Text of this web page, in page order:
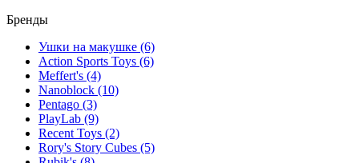
Бренды
Ушки на макушке (6)
Action Sports Toys (6)
Meffert's (4)
Nanoblock (10)
Pentago (3)
PlayLab (9)
Recent Toys (2)
Rory's Story Cubes (5)